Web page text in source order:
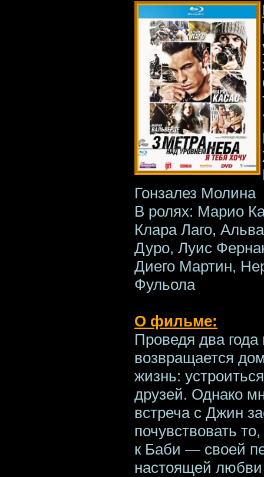
Гонзалез Молина
В ролях: Марио
Клара Лаго,
Дуро, Луис
Диего Мартин,
Фульола
О фильме:
Проведя два
возвращается
жизнь:
друзей. Однако
встреча с Джин
почувствовать
к Баби — своей
настоящей